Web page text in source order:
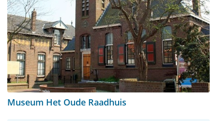
Museum Het Oude Raadhuis